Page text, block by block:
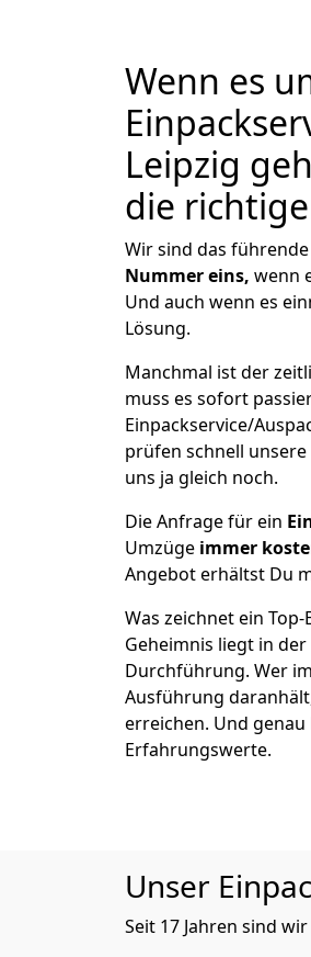
Wenn es
Leipzig
die
Wir sind das führende
Nummer eins, wenn
Und auch wenn es
Lösung.
Manchmal ist der
muss es sofort
Einpackservice/
prüfen schnell
uns ja gleich noch.
Die Anfrage für ein
Umzüge immer
Angebot erhältst Du
Was zeichnet ein
Geheimnis liegt in
Durchführung. Wer
Ausführung
erreichen. Und
Erfahrungswerte.
Unser
Seit 17 Jahren sind